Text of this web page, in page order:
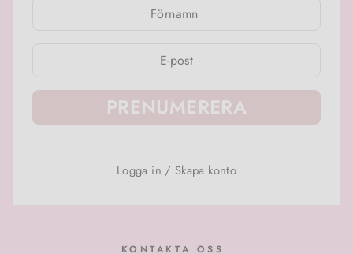
DIN
DIN
PRENUMERERA
Logga in / Skapa konto
KONTAKTA OSS